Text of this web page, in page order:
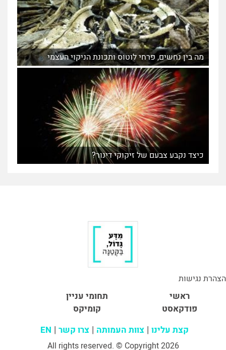
מה בין נחשים, פרחי לוטוס ותכונת הניקוי העצמי
כיצד נקבע צבעם של זיקוקי דינור?
הצהרת נגישות
ראשי
תחומי עניין
פודקאסט
קומיקס
קצת עלינו צוות העמותה צרו קשר EN
All rights reserved. © Copyright 2026